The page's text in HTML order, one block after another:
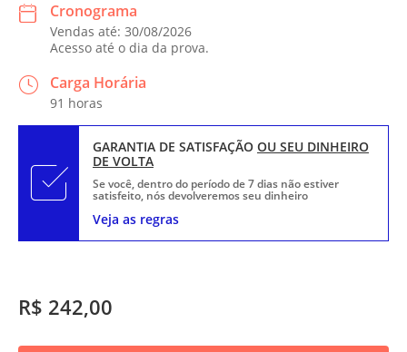
R$ 242,00
Cronograma
Vendas até: 30/08/2026
Acesso até o dia da prova.
Carga Horária
91 horas
GARANTIA DE SATISFAÇÃO OU SEU DINHEIRO
DE VOLTA
Se você, dentro do período de 7 dias não estiver
satisfeito, nós devolveremos seu dinheiro
Veja as regras